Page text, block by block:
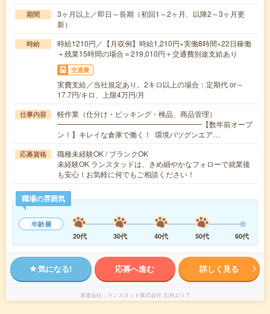
期間
3ヶ月以上／即日～長期（初回1～2ヶ月、以降2～3ヶ月更
新）
時給
時給1210円／【月収例】時給1,210円×実働8時間×22日稼働
＋残業15時間の場合＝219,010円＋交通費別途支給あり
交通費
実費支給／当社規定あり。2キロ以上の場合：定期代 or～
17.7円/キロ、上限4万円/月
仕事内容
軽作業（仕分け・ピッキング・検品、商品管理）
━━━━━━━━━━━━━━━━━━━━【数年前オープ
ン！】キレイな倉庫で働く！ 環境バツグンエア…
応募資格
職種未経験OK / ブランクOK
未経験OK ランスタッドは、きめ細やかなフォローで就業後
も安心！お気軽に何でもご相談ください！
職場の雰囲気
年齢層
20代
30代 40代 50代 60代
気になる! 応募へ進む 詳しく見る
派遣会社 ランスタッド株式会社 九州エリア